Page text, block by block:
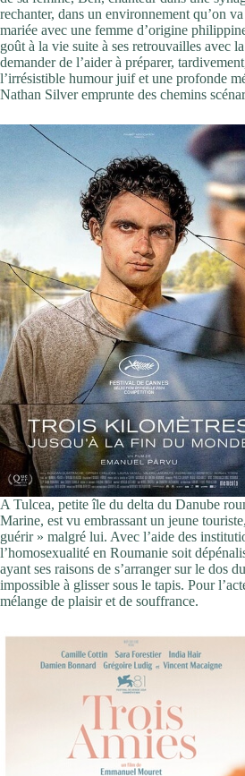
rechanter, dans un environnement qu’on
mariée avec une femme d’origine
goût à la vie suite à ses retrouvailles avec
demander de l’aider à préparer,
l’irrésistible humour juif et une profonde
Nathan Silver emprunte des chemins
A Tulcea, petite île du delta du Danube
Marine, est vu embrassant un jeune
guérir » malgré lui. Avec l’aide des
l’homosexualité en Roumanie soit
ayant ses raisons de s’arranger sur le
impossible à glisser sous le tapis. Pour
mélange de plaisir et de souffrance.